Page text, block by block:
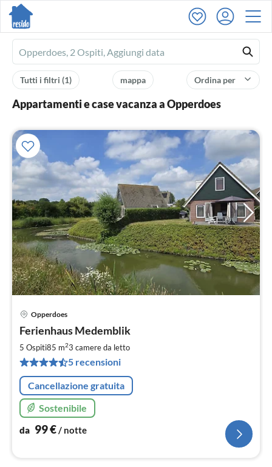
Ferienhausmiete
logo
Ordina per
mappa
Tutti i filtri (1)
Appartamenti e case vacanza a Opperdoes
Opperdoes
Ferienhaus Medemblik
5 Ospiti85 m23 camere da letto
5 recensioni
Cancellazione gratuita
Sostenibile
da 99€/ notte